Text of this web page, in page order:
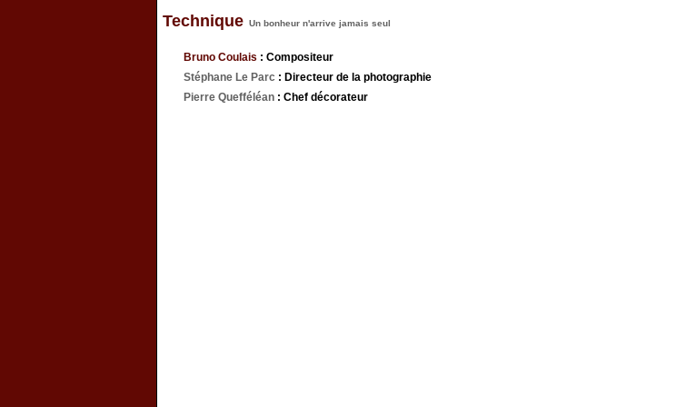
Technique Un bonheur n'arrive jamais seul
Bruno Coulais : Compositeur
Stéphane Le Parc : Directeur de la photographie
Pierre Quefféléan : Chef décorateur